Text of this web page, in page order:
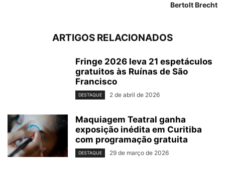
Bertolt Brecht
ARTIGOS RELACIONADOS
Fringe 2026 leva 21 espetáculos
gratuitos às Ruínas de São
Francisco
DESTAQUE 2 de abril de 2026
Maquiagem Teatral ganha
exposição inédita em Curitiba
com programação gratuita
DESTAQUE 29 de março de 2026